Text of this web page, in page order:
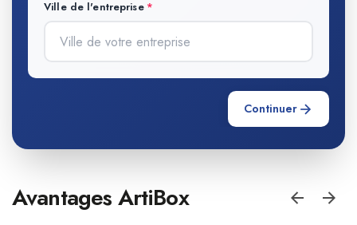
Ville de l'entreprise
Continuer
Avantages ArtiBox